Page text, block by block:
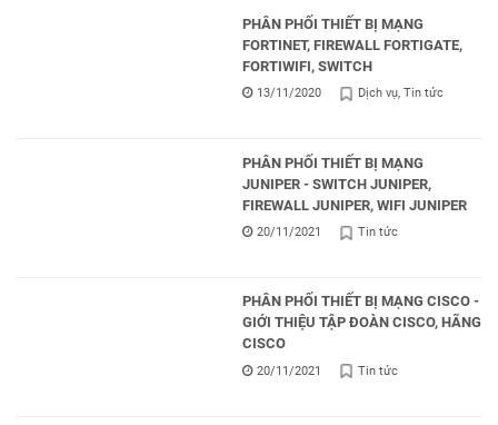
PHÂN PHỐI THIẾT BỊ MẠNG
FORTINET, FIREWALL FORTIGATE,
FORTIWIFI, SWITCH
13/11/2020 Dịch vụ Tin tức
PHÂN PHỐI THIẾT BỊ MẠNG
JUNIPER - SWITCH JUNIPER,
FIREWALL JUNIPER, WIFI JUNIPER
20/11/2021 Tin tức
PHÂN PHỐI THIẾT BỊ MẠNG CISCO -
GIỚI THIỆU TẬP ĐOÀN CISCO, HÃNG
CISCO
20/11/2021 Tin tức